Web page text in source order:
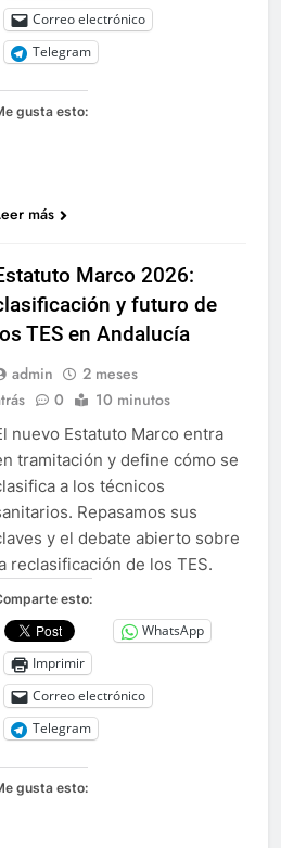
Correo electrónico
Telegram
gusta esto:
más
Marco 2026:
y futuro de
TES en Andalucía
admin
2 meses
0 10 minutos
nuevo Estatuto Marco entra
tramitación y define cómo se
a los técnicos
Repasamos sus
y el debate abierto sobre
reclasificación de los TES.
esto:
WhatsApp
Imprimir
Correo electrónico
Telegram
gusta esto: